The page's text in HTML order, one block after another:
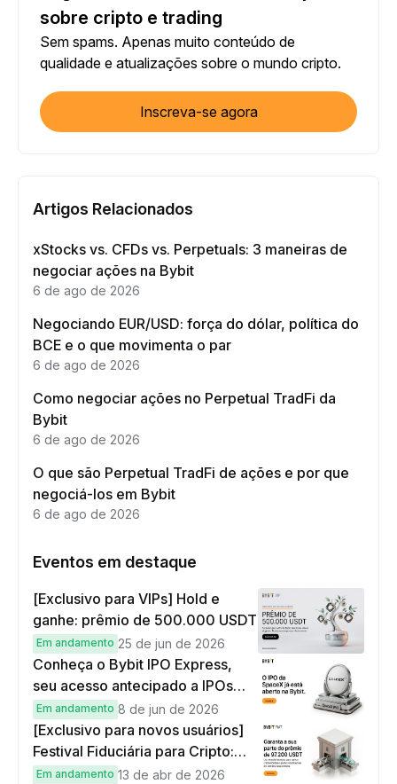
sobre cripto e trading
Sem spams. Apenas muito conteúdo de
qualidade e atualizações sobre o mundo cripto.
Inscreva-se agora
Artigos Relacionados
xStocks vs. CFDs vs. Perpetuals: 3 maneiras de
negociar ações na Bybit
6 de ago de 2026
Negociando EUR/USD: força do dólar, política do
BCE e o que movimenta o par
6 de ago de 2026
Como negociar ações no Perpetual TradFi da
Bybit
6 de ago de 2026
O que são Perpetual TradFi de ações e por que
negociá-los em Bybit
6 de ago de 2026
Eventos em destaque
[Exclusivo para VIPs] Hold e
ganhe: prêmio de 500.000 USDT
Em andamento 25 de jun de 2026
Conheça o Bybit IPO Express,
seu acesso antecipado a IPOs
globais
Em andamento 8 de jun de 2026
[Exclusivo para novos usuários]
Festival Fiduciária para Cripto:
complete tarefas simples e
Em andamento 13 de abr de 2026